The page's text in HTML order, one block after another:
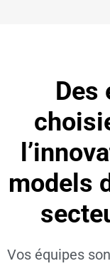
Des
models
Vos équipes